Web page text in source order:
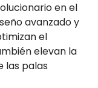
en el
avanzado y
el
elevan la
las palas